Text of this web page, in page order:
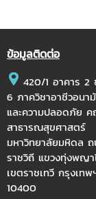
ข้อมูลติดต่อ
420/1 อาคาร 2
6 ภาควิชาอาชีวอนา
และความปลอดภัย
สาธารณสุขศาสตร์
มหาวิทยาลัยมหิดล
ราชวิถี แขวงทุ่งพญา
เขตราชเทวี กรุงเทพ
10400